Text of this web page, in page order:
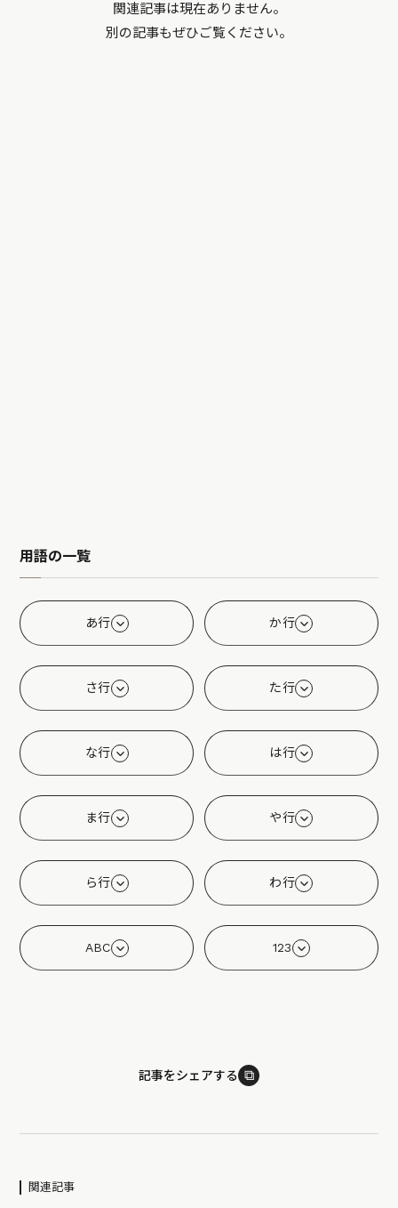
関連記事は現在ありません。
別の記事もぜひご覧ください。
用語の一覧
あ行 か行
さ行 た行
な行 は行
ま行 や行
ら行 わ行
ABC 123
記事をシェアする ⧉
関連記事